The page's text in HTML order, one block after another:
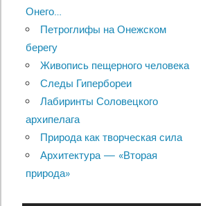
Онего…
Петроглифы на Онежском
берегу
Живопись пещерного человека
Следы Гипербореи
Лабиринты Соловецкого
архипелага
Природа как творческая сила
Архитектура — «Вторая
природа»